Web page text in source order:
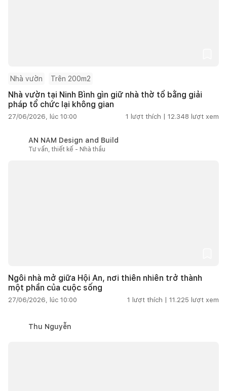
Nhà vườn Trên 200m2
Nhà vườn tại Ninh Bình gìn giữ nhà thờ tổ bằng giải
pháp tổ chức lại không gian
27/06/2026, lúc 10:00 1 lượt thích | 12.348 lượt xem
AN NAM Design and Build
Tư vấn, thiết kế - Nhà thầu
Ngôi nhà mở giữa Hội An, nơi thiên nhiên trở thành
một phần của cuộc sống
27/06/2026, lúc 10:00 1 lượt thích | 11.225 lượt xem
Thu Nguyễn